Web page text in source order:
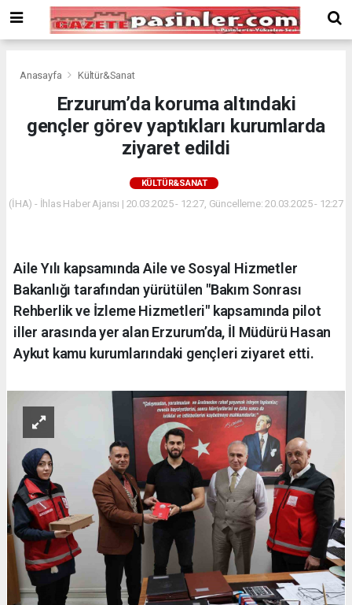
Bonusu
Veren
deneme
siteler
Yeni
Anasayfa Kültür&Sanat
Erzurum’da koruma altındaki
gençler görev yaptıkları kurumlarda
ziyaret edildi
KÜLTÜR&SANAT
(İHA) - İhlas Haber Ajansı | 20.03.2025 - 12:27, Güncelleme: 20.03.2025 - 12:27
Aile Yılı kapsamında Aile ve Sosyal Hizmetler
Bakanlığı tarafından yürütülen "Bakım Sonrası
Rehberlik ve İzleme Hizmetleri" kapsamında pilot
iller arasında yer alan Erzurum’da, İl Müdürü Hasan
Aykut kamu kurumlarındaki gençleri ziyaret etti.